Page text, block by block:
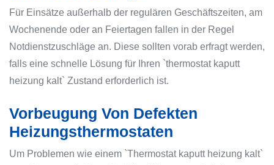
Für Einsätze außerhalb der regulären Geschäftszeiten, am
Wochenende oder an Feiertagen fallen in der Regel
Notdienstzuschläge an. Diese sollten vorab erfragt werden,
falls eine schnelle Lösung für Ihren `thermostat kaputt
heizung kalt` Zustand erforderlich ist.
Vorbeugung Von Defekten
Heizungsthermostaten
Um Problemen wie einem `Thermostat kaputt heizung kalt`